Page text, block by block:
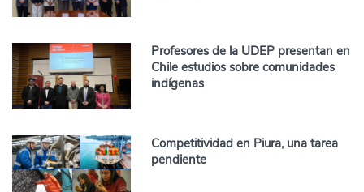
Profesores de la UDEP presentan en
Chile estudios sobre comunidades
indígenas
Competitividad en Piura, una tarea
pendiente